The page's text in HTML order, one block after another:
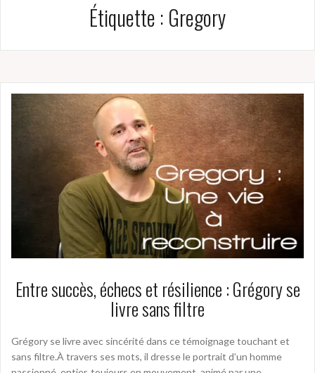
Étiquette : Gregory
Entre succès, échecs et résilience : Grégory se
livre sans filtre
Grégory se livre avec sincérité dans ce témoignage touchant et
sans filtre.À travers ses mots, il dresse le portrait d’un homme